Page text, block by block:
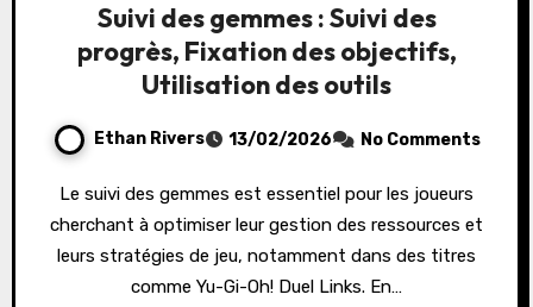
Suivi des gemmes : Suivi des
progrès, Fixation des objectifs,
Utilisation des outils
Ethan Rivers 13/02/2026 No Comments
Le suivi des gemmes est essentiel pour les joueurs
cherchant à optimiser leur gestion des ressources et
leurs stratégies de jeu, notamment dans des titres
comme Yu-Gi-Oh! Duel Links. En…